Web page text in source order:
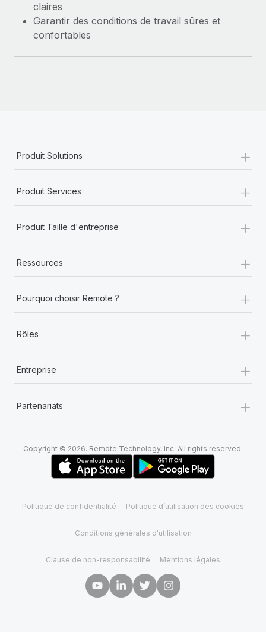
claires
Garantir des conditions de travail sûres et
confortables
Produit Solutions +
Produit Services +
Produit Taille d'entreprise +
Ressources +
Pourquoi choisir Remote ? +
Rôles +
Entreprise +
Partenariats +
Copyright © 2026. Remote Technology, Inc. All rights reserved.
Politique de confidentialité Politique d’utilisation des cookies
Conditions générales d'utilisation
Clause de non-responsabilité Mentions légales